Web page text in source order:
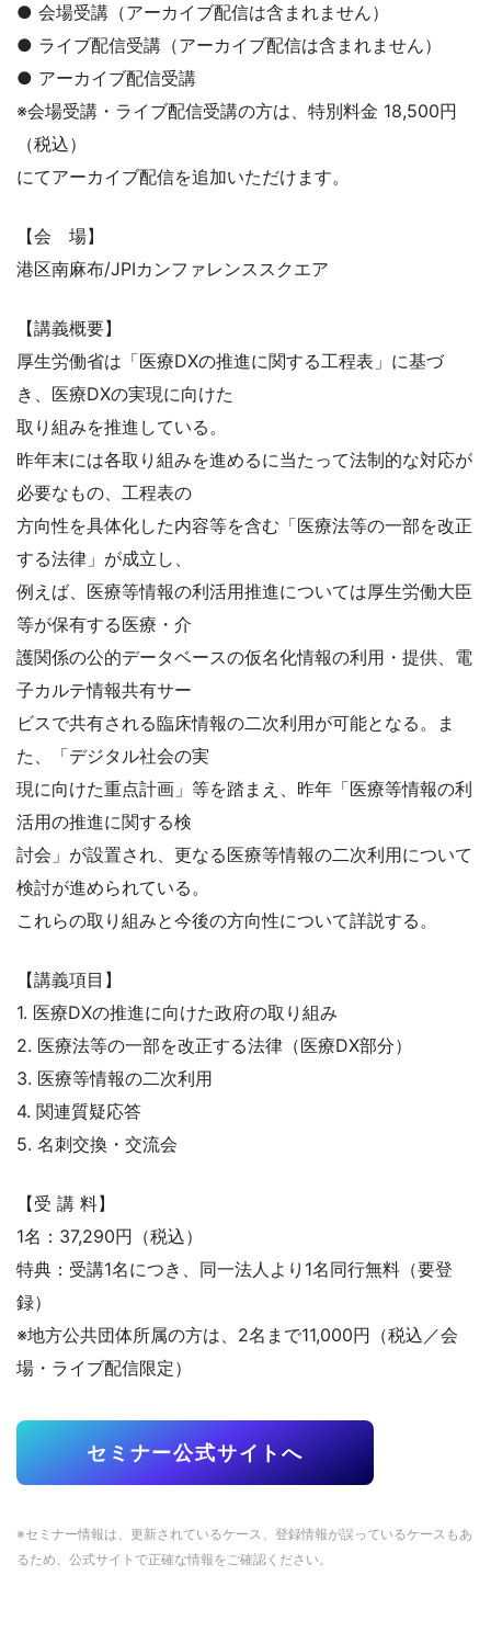
● 会場受講（アーカイブ配信は含まれません）
● ライブ配信受講（アーカイブ配信は含まれません）
● アーカイブ配信受講
※会場受講・ライブ配信受講の方は、特別料金 18,500円
（税込）
にてアーカイブ配信を追加いただけます。
【会 場】
港区南麻布/JPIカンファレンススクエア
【講義概要】
厚生労働省は「医療DXの推進に関する工程表」に基づ
き、医療DXの実現に向けた
取り組みを推進している。
昨年末には各取り組みを進めるに当たって法制的な対応が
必要なもの、工程表の
方向性を具体化した内容等を含む「医療法等の一部を改正
する法律」が成立し、
例えば、医療等情報の利活用推進については厚生労働大臣
等が保有する医療・介
護関係の公的データベースの仮名化情報の利用・提供、電
子カルテ情報共有サー
ビスで共有される臨床情報の二次利用が可能となる。ま
た、「デジタル社会の実
現に向けた重点計画」等を踏まえ、昨年「医療等情報の利
活用の推進に関する検
討会」が設置され、更なる医療等情報の二次利用について
検討が進められている。
これらの取り組みと今後の方向性について詳説する。
【講義項目】
1. 医療DXの推進に向けた政府の取り組み
2. 医療法等の一部を改正する法律（医療DX部分）
3. 医療等情報の二次利用
4. 関連質疑応答
5. 名刺交換・交流会
【受 講 料】
1名：37,290円（税込）
特典：受講1名につき、同一法人より1名同行無料（要登
録）
※地方公共団体所属の方は、2名まで11,000円（税込／会
場・ライブ配信限定）
セミナー公式サイトへ
※セミナー情報は、更新されているケース、登録情報が誤っているケースもあ
るため、公式サイトで正確な情報をご確認ください。